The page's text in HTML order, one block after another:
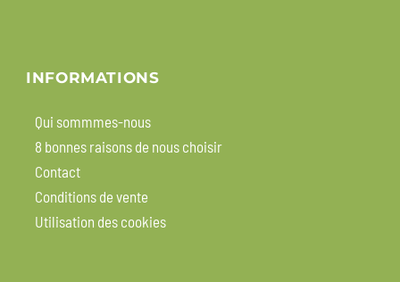
INFORMATIONS
Qui sommmes-nous
8 bonnes raisons de nous choisir
Contact
Conditions de vente
Utilisation des cookies